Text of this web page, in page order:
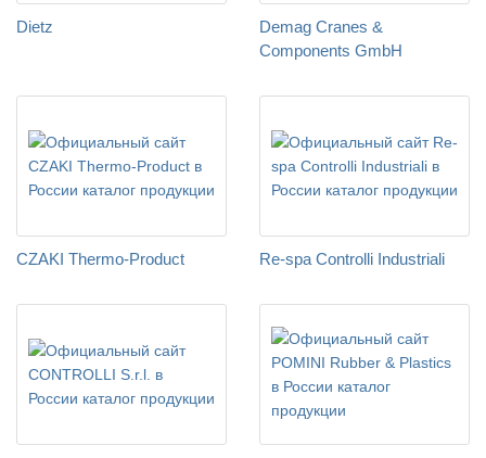
Dietz
Demag Cranes &
Components GmbH
CZAKI Thermo-Product Re-spa Controlli Industriali